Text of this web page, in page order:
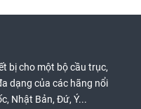
bị cho một bộ cầu trục,
dạng của các hãng nổi
Nhật Bản, Đứ, Ý...